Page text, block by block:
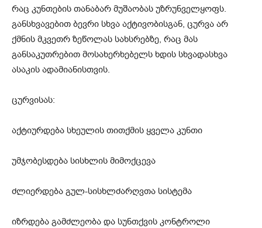
რაც კუნთების თანაბარ მუშაობას უზრუნველყოფს.
განსხვავებით ბევრი სხვა აქტივობისგან, ცურვა არ
ქმნის მკვეთრ ზეწოლას სახსრებზე, რაც მას
განსაკუთრებით მოსახერხებელს ხდის სხვადასხვა
ასაკის ადამიანისთვის.
ცურვისას:
აქტიურდება სხეულის თითქმის ყველა კუნთი
უმჯობესდება სისხლის მიმოქცევა
ძლიერდება გულ-სისხლძარღვთა სისტემა
იზრდება გამძლეობა და სუნთქვის კონტროლი